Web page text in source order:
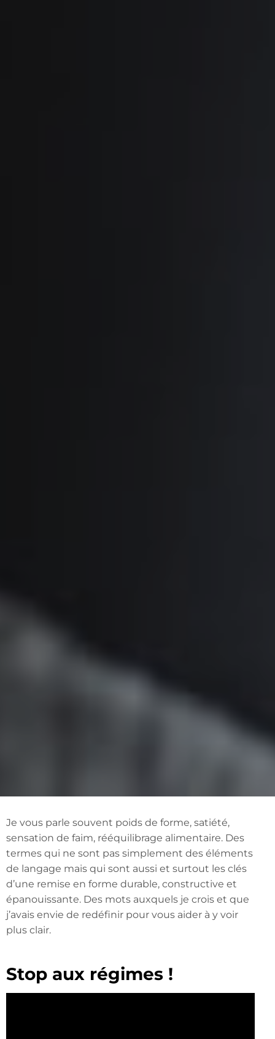
Je vous parle souvent poids de forme, satiété,
sensation de faim, rééquilibrage alimentaire. Des
termes qui ne sont pas simplement des éléments
de langage mais qui sont aussi et surtout les clés
d’une remise en forme durable, constructive et
épanouissante. Des mots auxquels je crois et que
j’avais envie de redéfinir pour vous aider à y voir
plus clair.
Stop aux régimes !